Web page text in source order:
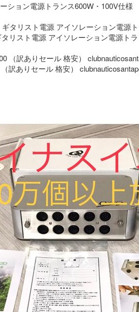
ション電源トランス600W・100V仕様
リスト電源 アイソレーション電源ト
訳ありセール 格安）